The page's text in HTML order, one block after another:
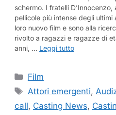
schermo. I fratelli
pellicole più intense degli ultimi
loro nuovo film e sono alla
rivolto a ragazzi e ragazze di
anni, … Leggi tutto
Categorie
Film
Tag
Attori emergenti,
call, Casting News,